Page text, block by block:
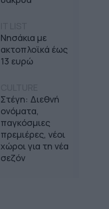
Νησάκια με
ακτοπλοϊκά έως
13 ευρώ
Στέγη: Διεθνή
ονόματα,
παγκόσμιες
πρεμιέρες, νέοι
χώροι για τη νέα
σεζόν